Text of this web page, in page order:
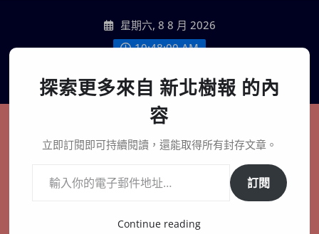
content
星期六, 8 8 月 2026
10:48:01 AM
聯絡我們
新北樹報
在地、記憶、連結、創生
探索更多來自 新北樹報 的內
容
立即訂閱即可持續閱讀，還能取得所有封存文章。
訂閱
Continue reading